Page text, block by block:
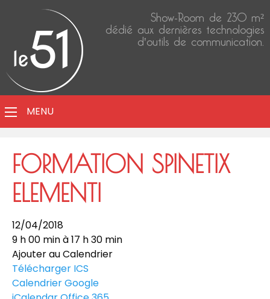
Show-Room de 230 m²
dédié aux dernières technologies
d'outils de communication.
MENU
FORMATION SPINETIX
ELEMENTI
12/04/2018
9 h 00 min à 17 h 30 min
Ajouter au Calendrier
Télécharger ICS
Calendrier Google